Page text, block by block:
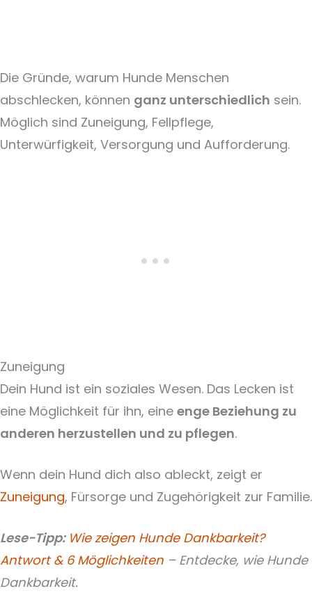
Die Gründe, warum Hunde Menschen
abschlecken, können ganz unterschiedlich sein.
Möglich sind Zuneigung, Fellpflege,
Unterwürfigkeit, Versorgung und Aufforderung.
Zuneigung
Dein Hund ist ein soziales Wesen. Das Lecken ist
eine Möglichkeit für ihn, eine enge Beziehung zu
anderen herzustellen und zu pflegen.
Wenn dein Hund dich also ableckt, zeigt er
Zuneigung, Fürsorge und Zugehörigkeit zur Familie.
Lese-Tipp: Wie zeigen Hunde Dankbarkeit?
Antwort & 6 Möglichkeiten – Entdecke, wie Hunde
Dankbarkeit.